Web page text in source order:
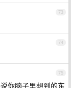
73
74
75
你脑子里想到的东